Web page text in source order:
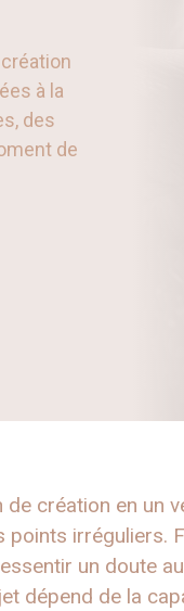
à la
des
de
création en un
irréguliers.
un doute
dépend de la